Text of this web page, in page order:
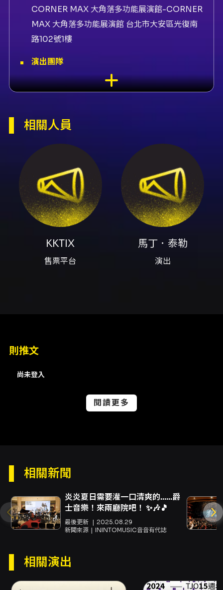
CORNER MAX 大角落多功能展演館-CORNER
MAX 大角落多功能展演館 台北市大安區光復南
路102號1樓
演出團隊
售票平台KKTIX、演出馬丁．泰勒
他大師，擅長 Chord Melody 與 Fingerstyle
旋律，打造如同完整樂團的音場。本次為 Martin
Taylor 70歲紀念巡演台北場，將由藝術家以獨奏
形式演出，回顧其跨越五十餘年的音樂生涯。 活
動資訊： - 日期：2026/08/02（日） - 地點：
河岸留言西門紅樓展演館（108台北市萬華區西
寧南路177號） - 節目時段： - 大師班講座
17:00–18:00（16:30入場） - Show 1 19:00–
20:10（18:30入場） - Show 2 20:50–
準）： - 大師班講座：預售 NT$800／現場
NT$1,000 - Show 1：預售 NT$1,500／現場
NT$1,800 - Show 2：預售 NT$1,500／現場
不相同，僅少數曲目可能重複；購買雙場套票可
KKTIX 售票，購票與退換票規定請參照 KKTIX
完整演出請購買雙場或全日套票。 - 退換票辦
（不含活動日）不予退票；詳情請參考 KKTIX 代
理退換票辦法。網址以主辦／售票平台公告為
準。 - 現場票價可能高於預售票價；各場次現場
票以主辦現場公告為準。 - 票券、場地、時間等
相關人員
KKTIX
售票平台
馬丁．泰勒
演出
則推文
尚未登入
閱讀更多
相關新聞
炎炎夏日需要灌一口清爽的......爵
士音樂！來兩廳院吧！ ✨🎶🎵
最後更新
2025.08.29
新聞來源
ININTOMUSIC音音有代誌
相關演出